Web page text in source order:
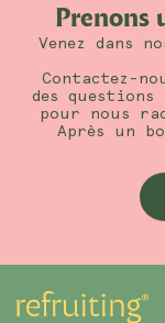
Prenons
Venez dans
Contactez-
des questions
pour nous
Après un